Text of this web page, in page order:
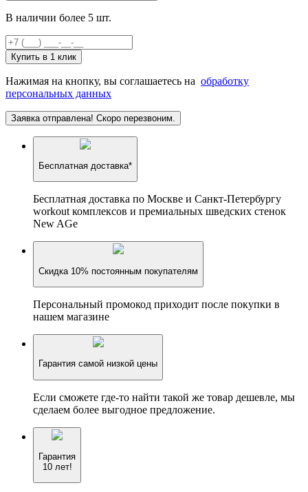
В наличии более 5 шт.
Купить в 1 клик
Нажимая на кнопку, вы соглашаетесь на обработку
персональных данных
Заявка отправлена! Скоро перезвоним.
Бесплатная доставка*
Бесплатная доставка по Москве и Санкт-Петербургу
workout комплексов и премиальных шведских стенок
New AGe
Скидка 10% постоянным покупателям
Персональный промокод приходит после покупки в
нашем магазине
Гарантия самой низкой цены
Если сможете где-то найти такой же товар дешевле, мы
сделаем более выгодное предложение.
Гарантия
10 лет!